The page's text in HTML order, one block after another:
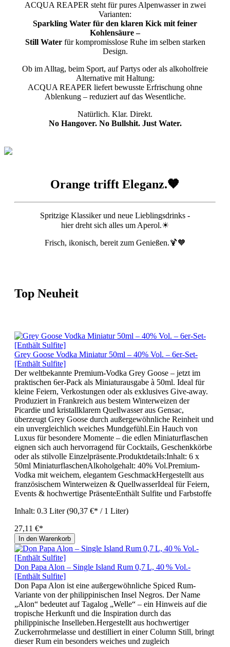
ACQUA REAPER steht für pures Alpenwasser in zwei
Varianten:
Sparkling Water für den klaren Kick mit feiner
Kohlensäure –
Still Waterfür kompromisslose Ruhe im selben starken
Design.
Ob im Alltag, beim Sport, auf Partys oder als alkoholfreie
Alternative mit Haltung:
ACQUA REAPER liefert bewusste Erfrischung ohne
Ablenkung – reduziert auf das Wesentliche.
Natürlich. Klar. Direkt.
No Hangover. No Bullshit. Just Water.
Orange trifft Eleganz.🧡
Spritzige Klassiker und neue Lieblingsdrinks -
hier dreht sich alles um Aperol.☀
Frisch, ikonisch, bereit zum Genießen.🍹🧡
Top Neuheit
Grey Goose Vodka Miniatur 50ml – 40% Vol. – 6er-Set-
[Enthält Sulfite]
Der weltbekannte Premium-Vodka Grey Goose – jetzt im
praktischen 6er-Pack als Miniaturausgabe à 50ml. Ideal für
kleine Feiern, Verkostungen oder als exklusives Give-away.
Produziert in Frankreich aus bestem Winterweizen der
Picardie und kristallklarem Quellwasser aus Gensac,
überzeugt Grey Goose durch außergewöhnliche Reinheit und
ein unvergleichlich weiches Mundgefühl.Ein Hauch von
Luxus für besondere Momente – die edlen Miniaturflaschen
eignen sich auch hervorragend für Cocktails, Geschenkkörbe
oder als stilvolle Einzelpräsente.Produktdetails:Inhalt: 6 x
50ml MiniaturflaschenAlkoholgehalt: 40% Vol.Premium-
Vodka mit weichem, elegantem GeschmackHergestellt aus
französischem Winterweizen & QuellwasserIdeal für Feiern,
Events & hochwertige PräsenteEnthält Sulfite und Farbstoffe
Inhalt: 0.3 Liter(90,37 €* / 1 Liter)
27,11 €*
In den Warenkorb
Don Papa Alon – Single Island Rum 0,7 L, 40 % Vol.-
[Enthält Sulfite]
Don Papa Alon ist eine außergewöhnliche Spiced Rum-
Variante von der philippinischen Insel Negros. Der Name
„Alon“ bedeutet auf Tagalog „Welle“ – ein Hinweis auf die
tropische Herkunft und die Inspiration durch das
philippinische Inselleben.Hergestellt aus hochwertiger
Zuckerrohrmelasse und destilliert in einer Column Still, bringt
dieser Rum ein besonders weiches und zugleich